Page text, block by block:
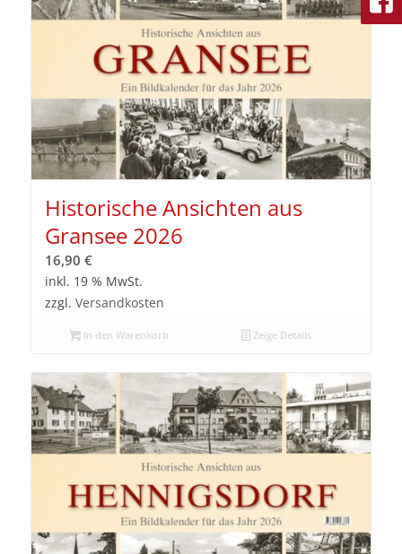
Historische Ansichten aus
Gransee 2026
16,90 €
inkl. 19 % MwSt.
zzgl. Versandkosten
In den Warenkorb Zeige Details